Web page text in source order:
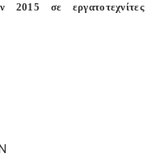
2015 σε εργατοτεχνίτες